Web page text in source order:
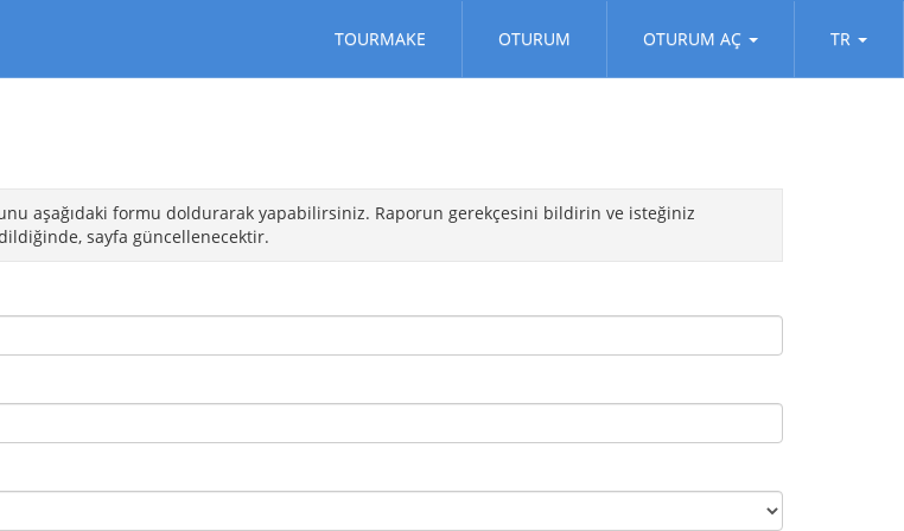
TOURMAKE OTURUM OTURUM AÇ TR
aşağıdaki formu doldurarak yapabilirsiniz. Raporun gerekçesini bildirin ve isteğiniz
sayfa güncellenecektir.